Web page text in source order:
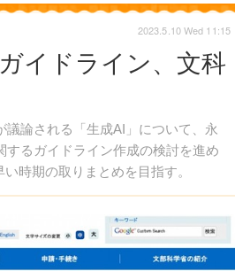
イドライン、文科
論される「生成AI」について、永
するガイドライン作成の検討を進め
時期の取りまとめを目指す。
2023.5.10 Wed 11:15